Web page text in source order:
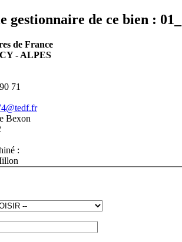
gestionnaire de ce bien :
de France
- ALPES
71
Bexon
: